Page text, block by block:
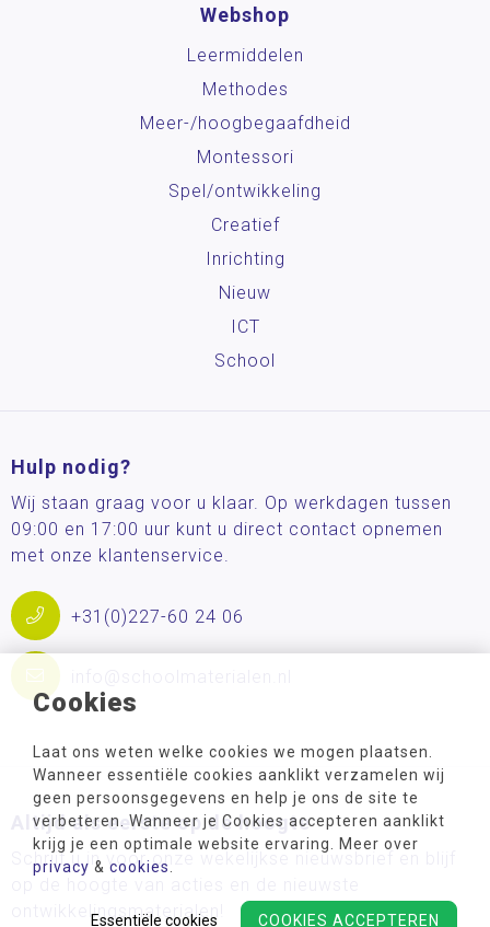
Cookies
Laat ons weten welke cookies we mogen plaatsen.
Wanneer essentiële cookies aanklikt verzamelen wij
geen persoonsgegevens en help je ons de site te
verbeteren. Wanneer je Cookies accepteren aanklikt
krijg je een optimale website ervaring. Meer over
privacy & cookies
COOKIES ACCEPTEREN
Essentiële cookies
Webshop
Leermiddelen
Methodes
Meer-/hoog­begaafdheid
Montessori
Spel/ontwikkeling
Creatief
Inrichting
Nieuw
ICT
School
Hulp nodig?
Wij staan graag voor u klaar. Op werkdagen tussen
09:00 en 17:00 uur kunt u direct contact opnemen
met onze klantenservice.
+31(0)227-60 24 06
Altijd als eerste op de hoogte
Schrijf u in voor onze wekelijkse nieuwsbrief en blijf
ontwikkelingsmaterialen!